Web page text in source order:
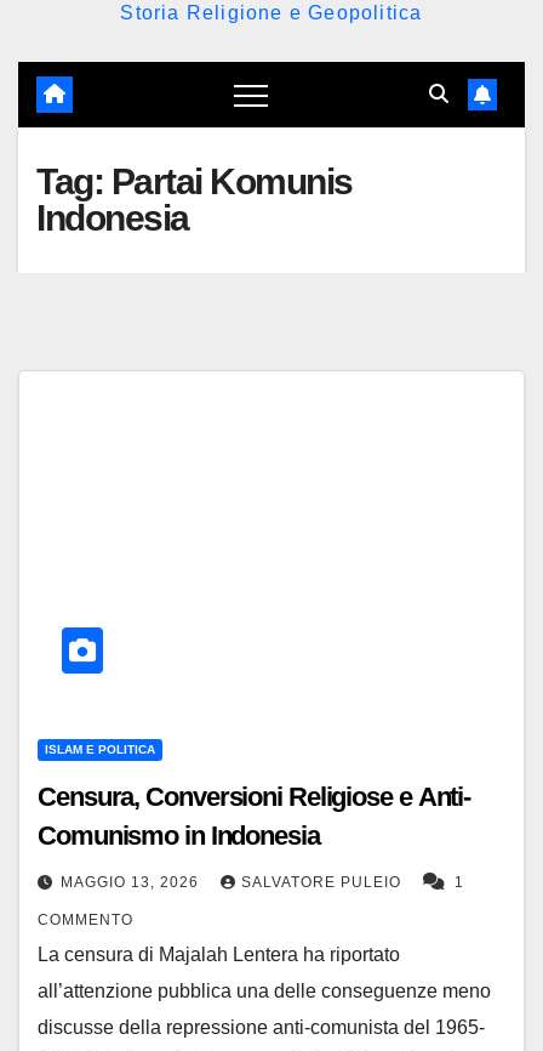
Storia Religione e Geopolitica
Tag: Partai Komunis
Indonesia
ISLAM E POLITICA
Censura, Conversioni Religiose e Anti-
Comunismo in Indonesia
MAGGIO 13, 2026 SALVATORE PULEIO 1
COMMENTO
La censura di Majalah Lentera ha riportato
all’attenzione pubblica una delle conseguenze meno
discusse della repressione anti-comunista del 1965-